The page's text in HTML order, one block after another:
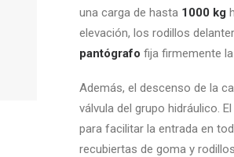
una carga de hasta 1000 kg
elevación, los rodillos
pantógrafo fija firmemente
Además, el descenso de la
válvula del grupo hidráulico.
para facilitar la entrada en
recubiertas de goma y